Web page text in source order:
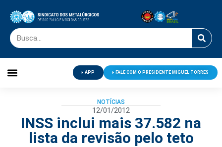
APP FALE COM O PRESIDENTE MIGUEL TORRES
NOTÍCIAS
12/01/2012
INSS inclui mais 37.582 na
lista da revisão pelo teto